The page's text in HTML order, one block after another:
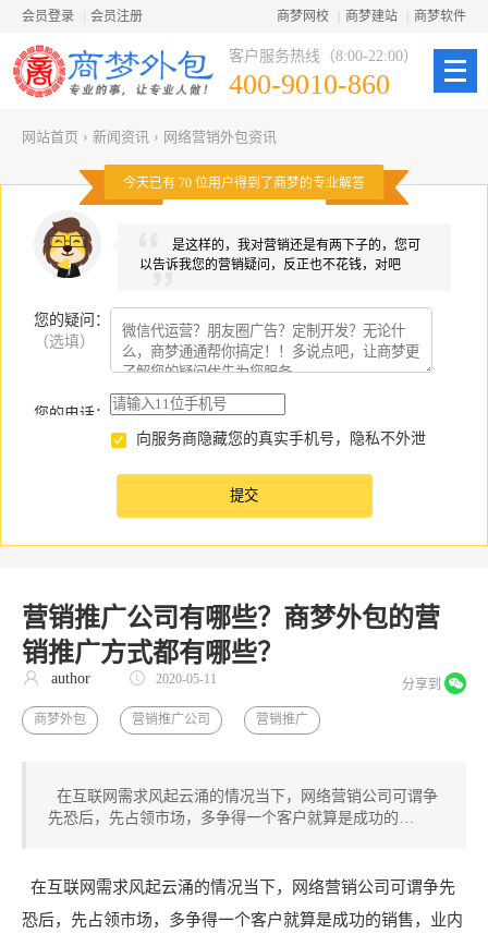
会员登录 会员注册 商梦网校 商梦建站 商梦软件
客户服务热线（8:00-22:00）
400-9010-860
网站首页 › 新闻资讯 › 网络营销外包资讯
今天已有 70 位用户得到了商梦的专业解答
是这样的，我对营销还是有两下子的，您可
以告诉我您的营销疑问，反正也不花钱，对吧
您的疑问
（选填）
：
您的电话：
向服务商隐藏您的真实手机号，隐私不外泄
营销推广公司有哪些？商梦外包的营
销推广方式都有哪些？
分享到
author 2020-05-11
商梦外包 营销推广公司 营销推广
在互联网需求风起云涌的情况当下，网络营销公司可谓争
先恐后，先占领市场，多争得一个客户就算是成功的…
在互联网需求风起云涌的情况当下，网络营销公司可谓争先
恐后，先占领市场，多争得一个客户就算是成功的销售，业内